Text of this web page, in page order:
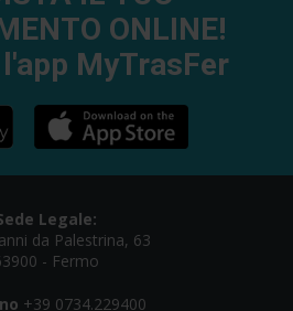
ONLINE!
MyTrasFer
Legale:
da Palestrina, 63
- Fermo
+39 0734.229400